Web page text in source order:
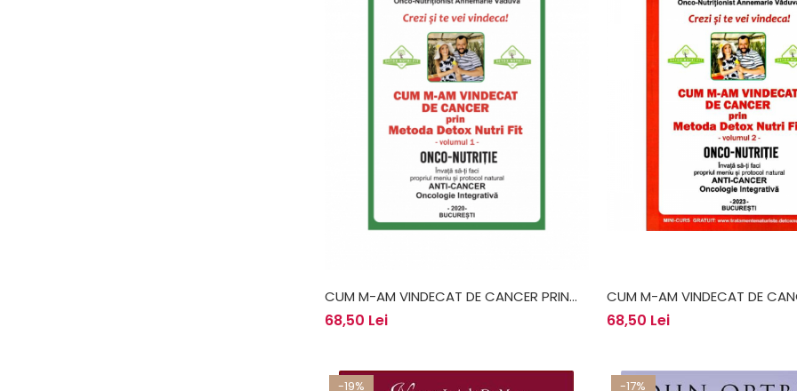
CUM M-AM VINDECAT DE CANCER PRIN
METODA DETOX NUTRI FIT - VOLUMUL 1 -
68,50 Lei
CUM M-AM VINDECAT DE
METODA DETOX NUTRI FIT -
68,50 Lei
-19% -17%